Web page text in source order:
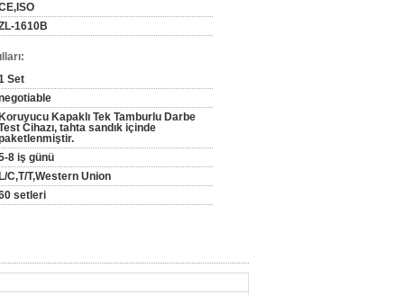
1610B
Set
Kapaklı Tek Tamburlu Darbe
Cihazı, tahta sandık içinde
8 iş günü
C,T/T,Western Union
setleri